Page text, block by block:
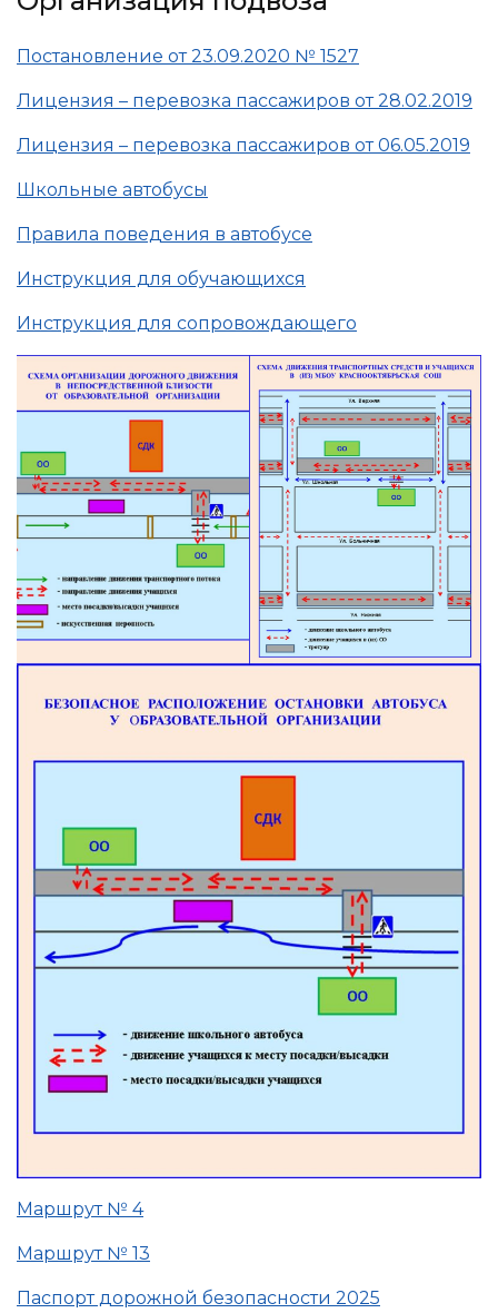
Постановление от 23.09.2020 № 1527
Лицензия – перевозка пассажиров от 28.02.2019
Лицензия – перевозка пассажиров от 06.05.2019
Школьные автобусы
Правила поведения в автобусе
Инструкция для обучающихся
Инструкция для сопровождающего
Маршрут № 4
Маршрут № 13
Паспорт дорожной безопасности 2025